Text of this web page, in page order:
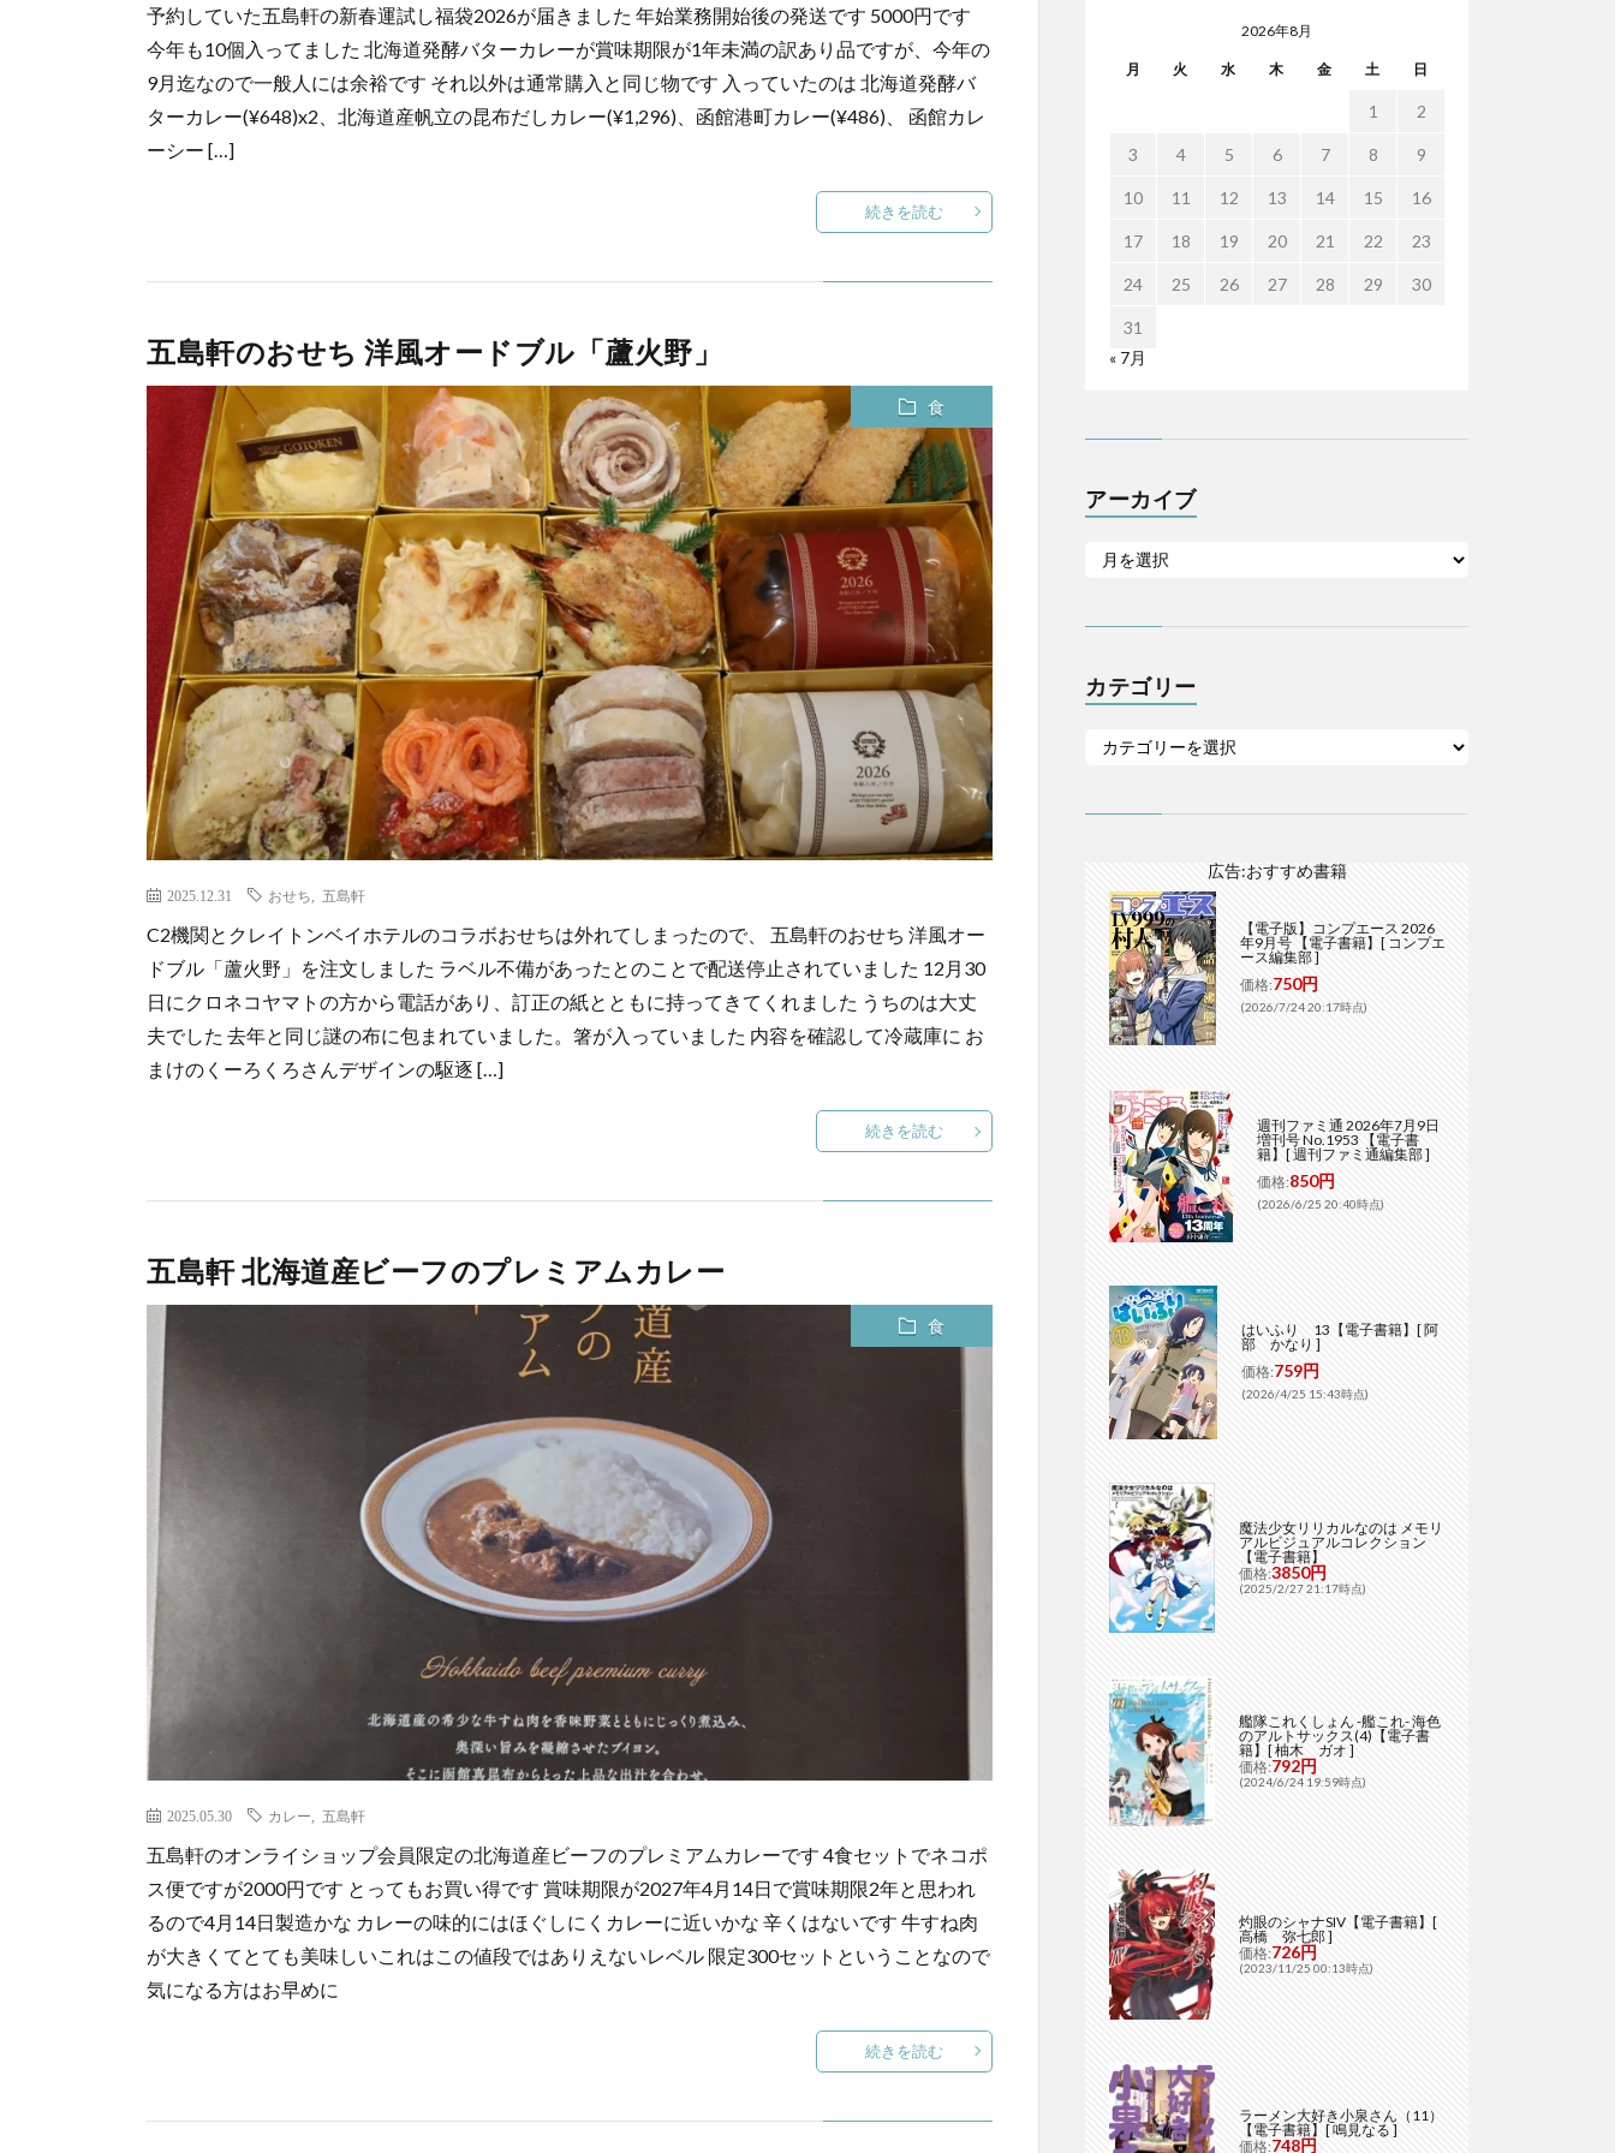
予約していた五島軒の新春運試し福袋2026が届きました 年始業務開始後の発送です 5000円です
今年も10個入ってました 北海道発酵バターカレーが賞味期限が1年未満の訳あり品ですが、今年の
9月迄なので一般人には余裕です それ以外は通常購入と同じ物です 入っていたのは 北海道発酵バ
ターカレー(¥648)x2、北海道産帆立の昆布だしカレー(¥1,296)、函館港町カレー(¥486)、 函館カレ
ーシー […]
続きを読む
五島軒のおせち 洋風オードブル「蘆火野」
食
2025.12.31 おせち 五島軒
C2機関とクレイトンベイホテルのコラボおせちは外れてしまったので、 五島軒のおせち 洋風オー
ドブル「蘆火野」を注文しました ラベル不備があったとのことで配送停止されていました 12月30
日にクロネコヤマトの方から電話があり、訂正の紙とともに持ってきてくれました うちのは大丈
夫でした 去年と同じ謎の布に包まれていました。箸が入っていました 内容を確認して冷蔵庫に お
まけのくーろくろさんデザインの駆逐 […]
続きを読む
五島軒 北海道産ビーフのプレミアムカレー
食
2025.05.30 カレー 五島軒
五島軒のオンライショップ会員限定の北海道産ビーフのプレミアムカレーです 4食セットでネコポ
ス便ですが2000円です とってもお買い得です 賞味期限が2027年4月14日で賞味期限2年と思われ
るので4月14日製造かな カレーの味的にはほぐしにくカレーに近いかな 辛くはないです 牛すね肉
が大きくてとても美味しいこれはこの値段ではありえないレベル 限定300セットということなので
気になる方はお早めに
続きを読む
2026年8月
月 火 水 木 金 土 日
1 2
3 4 5 6 7 8 9
10 11 12 13 14 15 16
17 18 19 20 21 22 23
24 25 26 27 28 29 30
31
« 7月
アーカイブ
カテゴリー
広告:おすすめ書籍
【電子版】コンプエース 2026
年9月号 【電子書籍】[ コンプエ
ース編集部 ]
価格:750円
(2026/7/24 20:17時点)
週刊ファミ通 2026年7月9日
増刊号 No.1953 【電子書
籍】[ 週刊ファミ通編集部 ]
価格:850円
(2026/6/25 20:40時点)
はいふり 13【電子書籍】[ 阿
部 かなり ]
価格:759円
(2026/4/25 15:43時点)
魔法少女リリカルなのは メモリ
アルビジュアルコレクション
【電子書籍】
価格:3850円
(2025/2/27 21:17時点)
艦隊これくしょん -艦これ- 海色
のアルトサックス(4)【電子書
籍】[ 柚木 ガオ ]
価格:792円
(2024/6/24 19:59時点)
灼眼のシャナSIV【電子書籍】[
高橋 弥七郎 ]
価格:726円
(2023/11/25 00:13時点)
ラーメン大好き小泉さん（11）
【電子書籍】[ 鳴見なる ]
価格:748円